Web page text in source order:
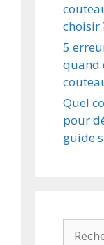
choisir
5
quand
Quel
pour
guide